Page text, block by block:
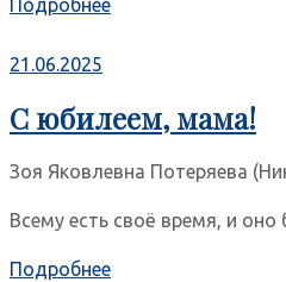
Подробнее
21.06.2025
С юбилеем, мама!
Зоя Яковлевна Потеряева
Всему есть своё время, и оно
Подробнее